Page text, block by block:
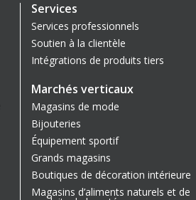
Services
Services professionnels
Soutien à la clientèle
Intégrations de produits tiers
Marchés verticaux
Magasins de mode
Bijouteries
Équipement sportif
Grands magasins
Boutiques de décoration intérieure
Magasins d’aliments naturels et de